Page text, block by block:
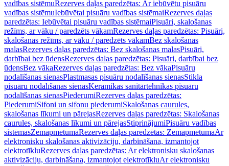
vadības sistēmuRezerves daļas paredzētas: Ar iebūvētu pisuāru
vadības sistēmuIebūvētai pisuāru vadības sistēmaiRezerves daļas
paredzētas: Iebūvētai pisuāru vadības sistēmaiPisuāri, skalošanas
režīms, ar vāku / paredzēts vākamRezerves daļas paredzētas: Pisuāri,
skalošanas režīms, ar vāku / paredzēts vākamBez skalošanas
malasRezerves daļas paredzētas: Bez skalošanas malasPisuāri,
darbībai bez ūdensRezerves daļas paredzētas: Pisuāri, darbībai bez
ūdensBez vākaRezerves daļas paredzētas: Bez vākaPisuāru
nodalīšanas sienasPlastmasas pisuāru nodalīšanas sienasStikla
pisuāru nodalīšanas sienasKeramikas sanitārtehnikas pisuāru
nodalīšanas sienasPiederumiRezerves daļas paredzētas:
PiederumiSifoni un sifonu piederumiSkalošanas caurules,
skalošanas līkumi un pārejasRezerves daļas paredzētas: Skalošanas
caurules, skalošanas līkumi un pārejasStiprinājumiPisuāru vadības
sistēmasZemapmetumaRezerves daļas paredzētas: ZemapmetumaAr
elektronisku skalošanas aktivizāciju, darbināšana, izmantojot
elektrotīkluRezerves daļas paredzētas: Ar elektronisku skalošanas
aktivizāciju, darbināšana, izmantojot elektrotīkluAr elektronisku